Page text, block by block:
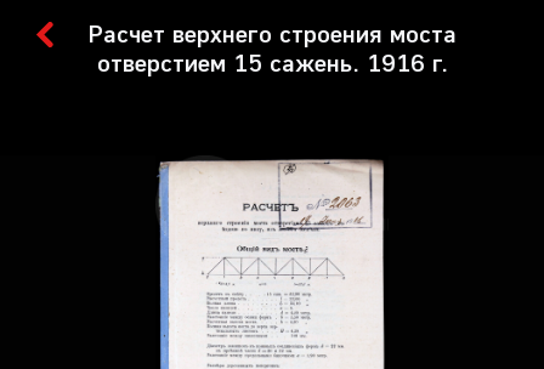
Расчет верхнего строения моста
отверстием 15 сажень. 1916 г.